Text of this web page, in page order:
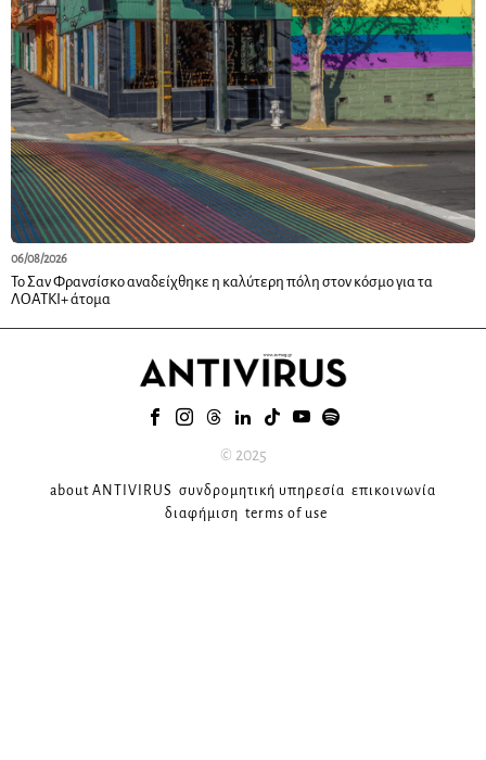
06/08/2026
Το Σαν Φρανσίσκο αναδείχθηκε η καλύτερη πόλη στον κόσμο για τα
ΛΟΑΤΚΙ+ άτομα
© 2025
about ANTIVIRUS συνδρομητική υπηρεσία επικοινωνία
διαφήμιση terms of use